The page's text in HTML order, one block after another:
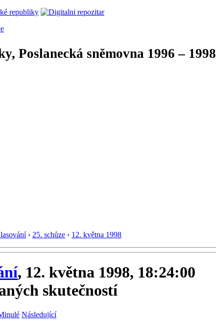
Poslanecká sněmovna 1996 – 1998
› 25. schůze › 12. května 1998
, 12. května 1998, 18:24:00
skutečností
Následující